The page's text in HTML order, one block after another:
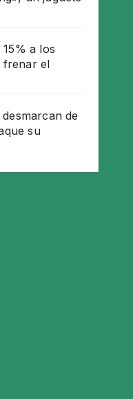
a los
frenar el
de
su